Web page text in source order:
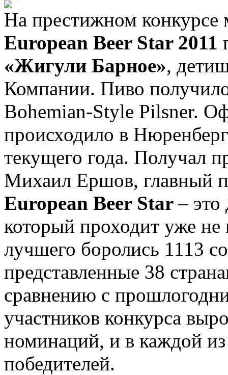
На престижном конкурсе
European Beer Star 2011
«Жигули Барное»,
Компании. Пиво
Bohemian-Style Pilsner.
происходило в
текущего года. Получал
Михаил Ершов, главный
European Beer Star– это
который проходит уже не
лучшего боролись 1113
представленные 38
сравнению с
участников конкурса
номинаций, и в каждой из
победителей.